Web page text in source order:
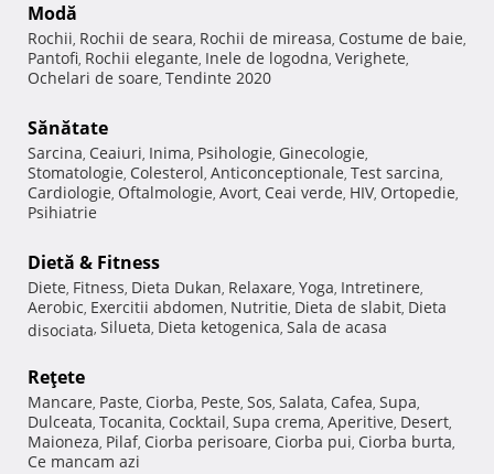
Modă
Rochii, Rochii de seara, Rochii de mireasa, Costume de baie,
Pantofi, Rochii elegante, Inele de logodna, Verighete,
Ochelari de soare, Tendinte 2020
Sănătate
Sarcina, Ceaiuri, Inima, Psihologie, Ginecologie,
Stomatologie, Colesterol, Anticonceptionale, Test sarcina,
Cardiologie, Oftalmologie, Avort, Ceai verde, HIV, Ortopedie,
Psihiatrie
Dietă & Fitness
Diete, Fitness, Dieta Dukan, Relaxare, Yoga, Intretinere,
Aerobic, Exercitii abdomen, Nutritie, Dieta de slabit, Dieta
disociata, Silueta, Dieta ketogenica, Sala de acasa
Reţete
Mancare, Paste, Ciorba, Peste, Sos, Salata, Cafea, Supa,
Dulceata, Tocanita, Cocktail, Supa crema, Aperitive, Desert,
Maioneza, Pilaf, Ciorba perisoare, Ciorba pui, Ciorba burta,
Ce mancam azi